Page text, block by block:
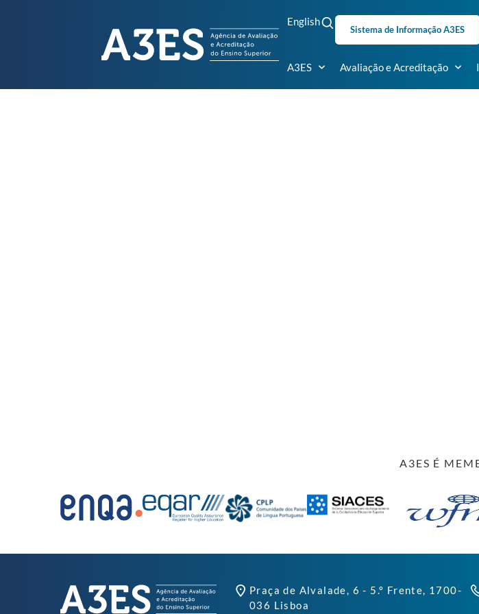
English
Sistema de Informação A3ES
A3ES Avaliação e Acreditação
A3ES É
Praça de Alvalade, 6 - 5.º Frente, 1700-
036 Lisboa